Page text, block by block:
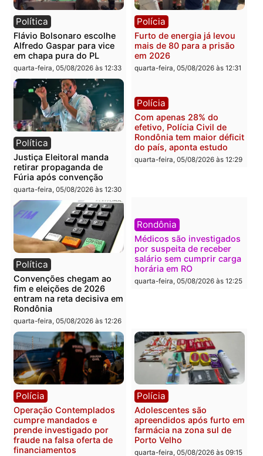
Governo e apresenta
diagnóstico que pode
mudar os rumos de
Rondônia
quarta-feira, 05/08/2026 às 12:52
eleitoral e segurança vira
principal arma dos
candidatos ao Governo
Rondônia
quarta-feira, 05/08/2026 às
Polícia
O dinheiro do crime: PF
apreende R$ 2 milhões em
Porto Velho e expõe
esquema milionário de
lavagem
quarta-feira, 05/08/2026 às 12:46
Brasil
Confronto durante
operação termina com
Política
Flávio Bolsonaro escolhe
Alfredo Gaspar para vice
em chapa pura do PL
quarta-feira, 05/08/2026 às 12:33
em 2026
quarta-feira, 05/08/2026 às
Política
Justiça Eleitoral manda
Polícia
Com apenas 28% do
efetivo, Polícia Civil de
Rondônia tem maior
do país, aponta estudo
quarta-feira, 05/08/2026 às